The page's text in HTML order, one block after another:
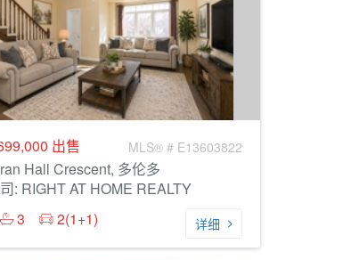
出售 MLS® # E13603822
Hall Crescent, 多伦多
: RIGHT AT HOME REALTY
3 2(1+1) 详细